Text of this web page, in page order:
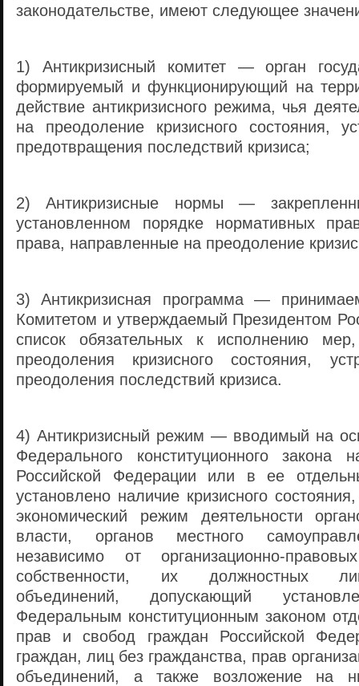
законодательстве, имеют следующее
1) Антикризисный комитет — орган
формируемый и функционирующий на
действие антикризисного режима, чья
на преодоление кризисного состояния,
предотвращения последствий кризиса;
2) Антикризисные нормы —
установленном порядке нормативных
права, направленные на преодоление
3) Антикризисная программа —
Комитетом и утверждаемый Президентом
список обязательных к исполнению
преодоления кризисного состояния,
преодоления последствий кризиса.
4) Антикризисный режим — вводимый на
Федерального конституционного закона
Российской Федерации или в ее
установлено наличие кризисного
экономический режим деятельности
власти, органов местного
независимо от организационно-
собственности, их должностных
объединений, допускающий
Федеральным конституционным законом
прав и свобод граждан Российской
граждан, лиц без гражданства, прав
объединений, а также возложение на